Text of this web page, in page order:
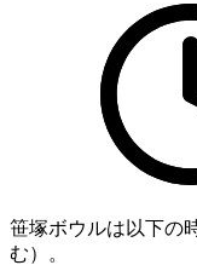
笹塚ボウルは以下の
む）。